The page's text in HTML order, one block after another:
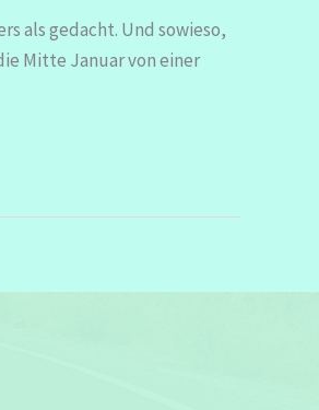
als gedacht. Und sowieso,
Mitte Januar von einer